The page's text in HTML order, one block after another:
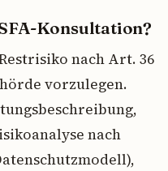
Konsultation?
nach Art. 36
vorzulegen.
nach